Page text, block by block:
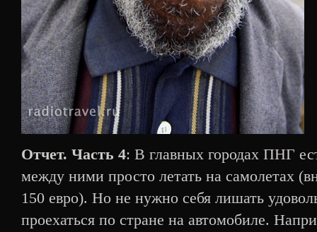
Отчет. Часть 4: В главных городах ПНГ
между ними просто летать на самолетах
150 евро). Но не нужно себя лишать
проехаться по стране на автомобиле.